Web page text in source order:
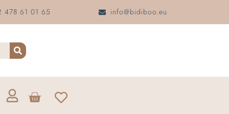
478 61 01 65 info@bidiboo.eu